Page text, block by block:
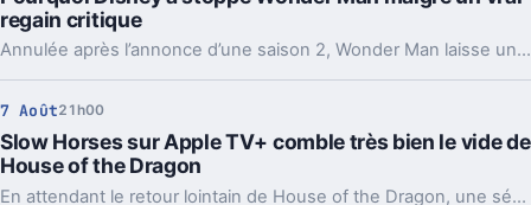
regain critique
Annulée après l’annonce d’une saison 2, Wonder Man laisse un drôle de vide. Deux pistes reviennent pour expliquer ce revirement chez Disney.
7 Août21h00
Slow Horses sur Apple TV+ comble très bien le vide de
House of the Dragon
En attendant le retour lointain de House of the Dragon, une série d’espionnage d’Apple TV+ offre un relais inattendu, avec plusieurs visages bien connus de Westeros.